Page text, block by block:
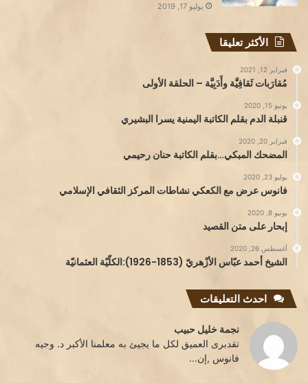
يوليو 17, 2019
الأكثر تعليقا
فبراير 12, 2021
مُقارَبات ثَقافِيَّة وأَدَبِيَّة – الحلقة الأولى
يونيو 15, 2020
قنبلة الدم بقلم الكاتبة اليمنية يسرا البشيري
فبراير 20, 2020
المضحك المبكي…بقلم الكاتبة حنان رحيمي
يوليو 23, 2020
فانوس عرض مع الكعكي نشاطات المركز الثقافي الإسلامي
يونيو 8, 2020
إبحار على متن القصيد
أغسطس 26, 2020
الشيخ أحمد عبّاس الأزْهريّ (1853-1926):الكلّيّة العثمانيّة
احدث التعليقات
نجمة خليل حبيب
تقدبرى العميق لكل ما يجيئ به معلمنا الأكبر د. وجيه
فانوس ,إن...